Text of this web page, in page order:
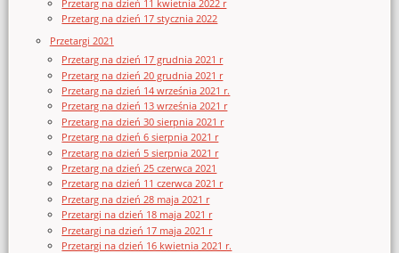
Przetarg na dzień 11 kwietnia 2022 r
Przetarg na dzień 17 stycznia 2022
Przetargi 2021
Przetarg na dzień 17 grudnia 2021 r
Przetarg na dzień 20 grudnia 2021 r
Przetarg na dzień 14 września 2021 r.
Przetarg na dzień 13 września 2021 r
Przetarg na dzień 30 sierpnia 2021 r
Przetarg na dzień 6 sierpnia 2021 r
Przetarg na dzień 5 sierpnia 2021 r
Przetarg na dzień 25 czerwca 2021
Przetarg na dzień 11 czerwca 2021 r
Przetarg na dzień 28 maja 2021 r
Przetargi na dzień 18 maja 2021 r
Przetargi na dzień 17 maja 2021 r
Przetargi na dzień 16 kwietnia 2021 r.